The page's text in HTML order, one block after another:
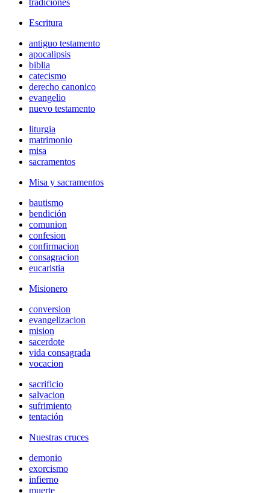
tradiciones
Escritura
antiguo testamento
apocalipsis
biblia
catecismo
derecho canonico
evangelio
nuevo testamento
liturgia
matrimonio
misa
sacramentos
Misa y sacramentos
bautismo
bendición
comunion
confesion
confirmacion
consagracion
eucaristia
Misionero
conversion
evangelizacion
mision
sacerdote
vida consagrada
vocacion
sacrificio
salvacion
sufrimiento
tentación
Nuestras cruces
demonio
exorcismo
infierno
muerte